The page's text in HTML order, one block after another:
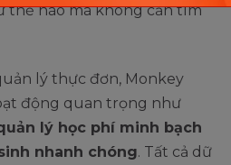
thế nào mà không cần tìm
lý thực đơn, Monkey
động quan trọng như
lý học phí minh bạch
nhanh chóng. Tất cả dữ